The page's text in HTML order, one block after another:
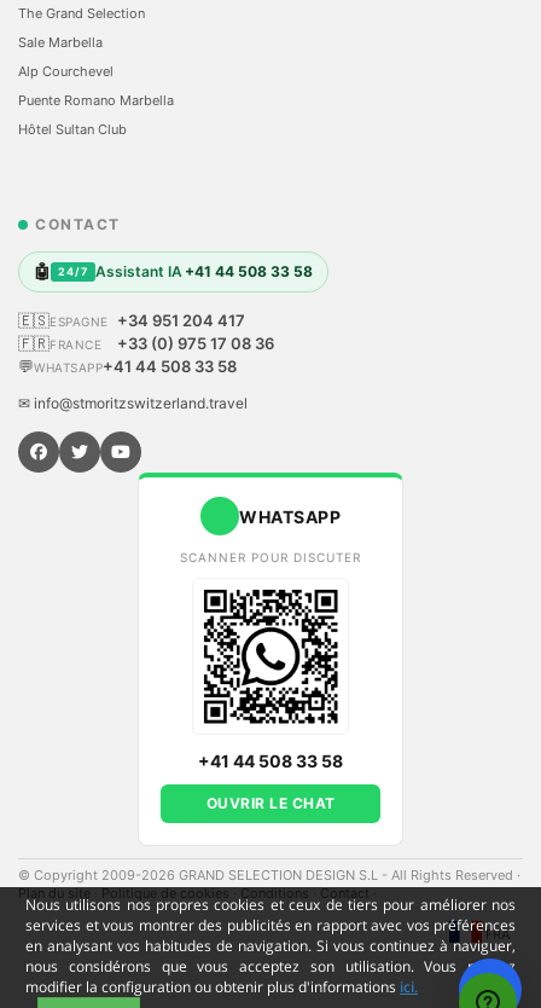
Nous utilisons nos propres cookies et ceux de tiers pour améliorer nos
services et vous montrer des publicités en rapport avec vos préférences
en analysant vos habitudes de navigation. Si vous continuez à naviguer,
nous considérons que vous acceptez son utilisation. Vous pouvez
modifier la configuration ou obtenir plus d'informations ici.
The Grand Selection
Sale Marbella
Alp Courchevel
Puente Romano Marbella
Hôtel Sultan Club
CONTACT
🤖 24/7 Assistant IA +41 44 508 33 58
🇪🇸ESPAGNE
+34 951 204 417
🇫🇷FRANCE
+33 (0) 975 17 08 36
💬WHATSAPP+41 44 508 33 58
✉ info@stmoritzswitzerland.travel
WHATSAPP
SCANNER POUR DISCUTER
+41 44 508 33 58
OUVRIR LE CHAT
© Copyright 2009-2026 GRAND SELECTION DESIGN S.L - All Rights Reserved ·
Plan du site
Politique de cookies Conditions Contact
FRA